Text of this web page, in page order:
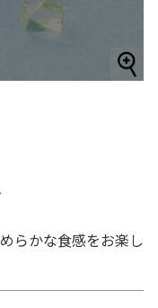
らかな食感をお楽し